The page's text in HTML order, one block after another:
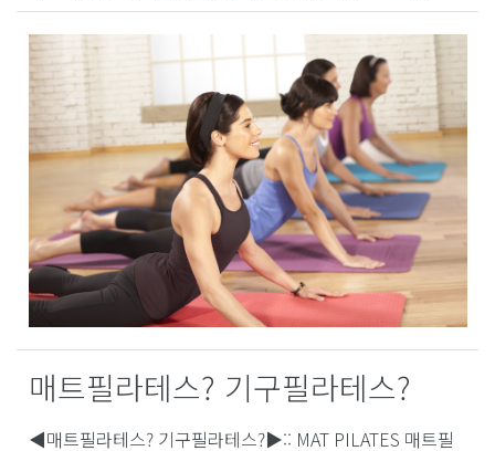
매트필라테스? 기구필라테스?
◀매트필라테스? 기구필라테스?▶:: MAT PILATES 매트필